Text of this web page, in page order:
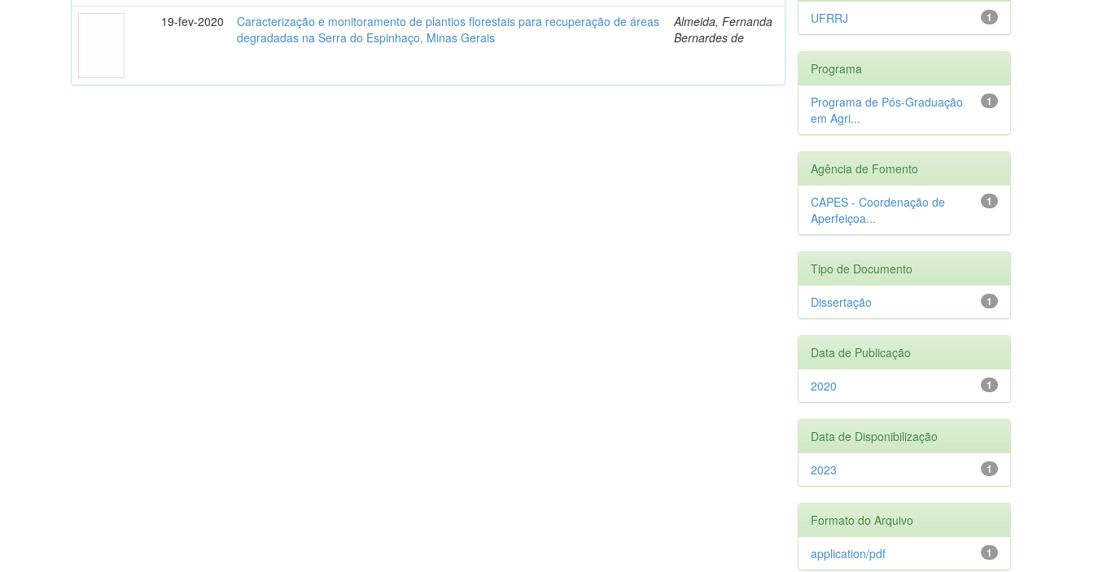
19-fev-2020
Caracterização e monitoramento de plantios florestais para recuperação de áreas
degradadas na Serra do Espinhaço, Minas Gerais
Almeida, Fernanda
Bernardes de
1
UFRRJ
Programa
1
Programa de Pós-Graduação
em Agri...
Agência de Fomento
1
CAPES - Coordenação de
Aperfeiçoa...
Tipo de Documento
1
Dissertação
Data de Publicação
1
2020
Data de Disponibilização
1
2023
Formato do Arquivo
1
application/pdf